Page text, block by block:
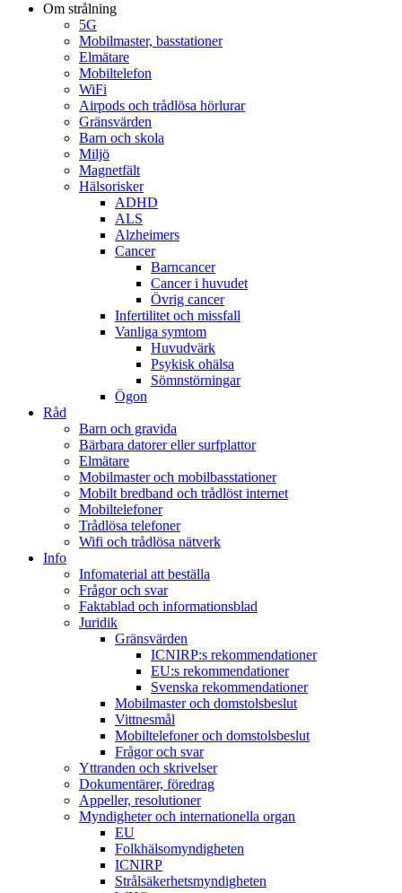
Om strålning
5G
Mobilmaster, basstationer
Elmätare
Mobiltelefon
WiFi
Airpods och trådlösa hörlurar
Gränsvärden
Barn och skola
Miljö
Magnetfält
Hälsorisker
ADHD
ALS
Alzheimers
Cancer
Barncancer
Cancer i huvudet
Övrig cancer
Infertilitet och missfall
Vanliga symtom
Huvudvärk
Psykisk ohälsa
Sömnstörningar
Ögon
Råd
Barn och gravida
Bärbara datorer eller surfplattor
Elmätare
Mobilmaster och mobilbasstationer
Mobilt bredband och trådlöst internet
Mobiltelefoner
Trådlösa telefoner
Wifi och trådlösa nätverk
Info
Infomaterial att beställa
Frågor och svar
Faktablad och informationsblad
Juridik
Gränsvärden
ICNIRP:s rekommendationer
EU:s rekommendationer
Svenska rekommendationer
Mobilmaster och domstolsbeslut
Vittnesmål
Mobiltelefoner och domstolsbeslut
Frågor och svar
Yttranden och skrivelser
Dokumentärer, föredrag
Appeller, resolutioner
Myndigheter och internationella organ
EU
Folkhälsomyndigheten
ICNIRP
Strålsäkerhetsmyndigheten